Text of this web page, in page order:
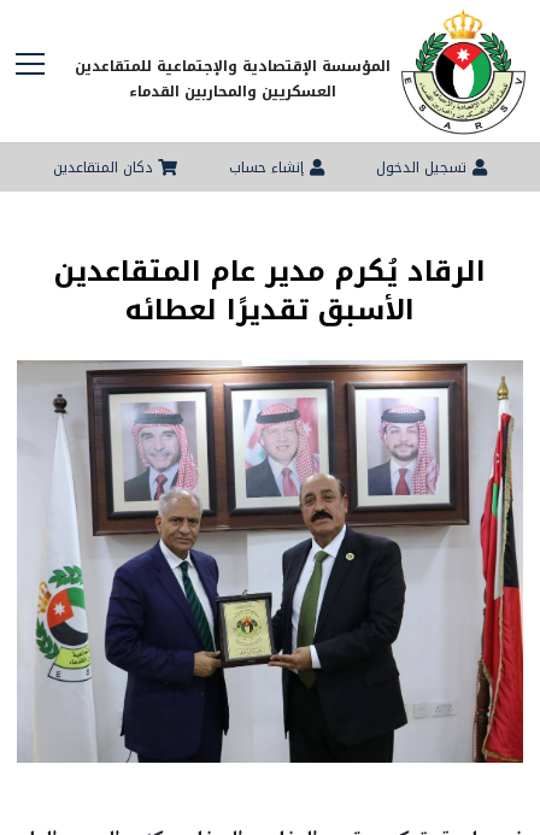
المؤسسة الإقتصادية والإجتماعية للمتقاعدين
العسكريين والمحاربين القدماء
تسجيل الدخول إنشاء حساب دكان المتقاعدين
الرقاد يُكرم مدير عام المتقاعدين
الأسبق تقديرًا لعطائه